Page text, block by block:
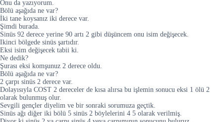
Onu da yazıyorum.
Bölü aşağıda ne var?
İki tane koysanız iki derece var.
Şimdi burada.
Sinüs 92 derece yerine 90 artı 2 gibi düşüncem onu isim değişecek.
Ikinci bölgede sinüs şartıdır.
Eksi isim değişecek tabii ki.
Ne dedik?
Şurası eksi komşunuz 2 derece oldu.
Bölü aşağıda ne var?
2 çarpı sinüs 2 derece var.
Dolayısıyla COST 2 dereceler de kısa alırsa bu işlemin sonucu eksi 1 ölü 2
olarak bulunmuş olur.
Sevgili gençler diyelim ve bir sonraki sorumuza geçtik.
Sinüs ağı diğer iki bölü 5 sinüs 2 böylelerini 4 5 olarak verilmiş.